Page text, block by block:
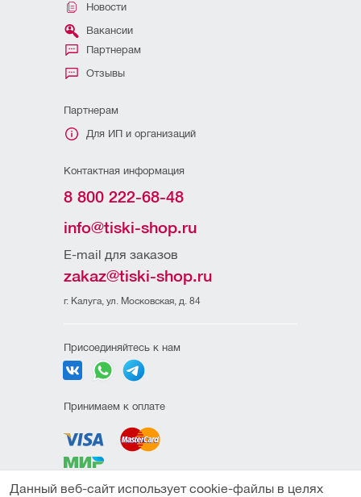
Новости
Вакансии
Партнерам
Отзывы
Партнерам
Для ИП и организаций
Контактная информация
8 800 222-68-48
info@tiski-shop.ru
E-mail для заказов
zakaz@tiski-shop.ru
г. Калуга, ул. Московская, д. 84
Присоединяйтесь к нам
Принимаем к оплате
Данный веб-сайт использует cookie-файлы в целях